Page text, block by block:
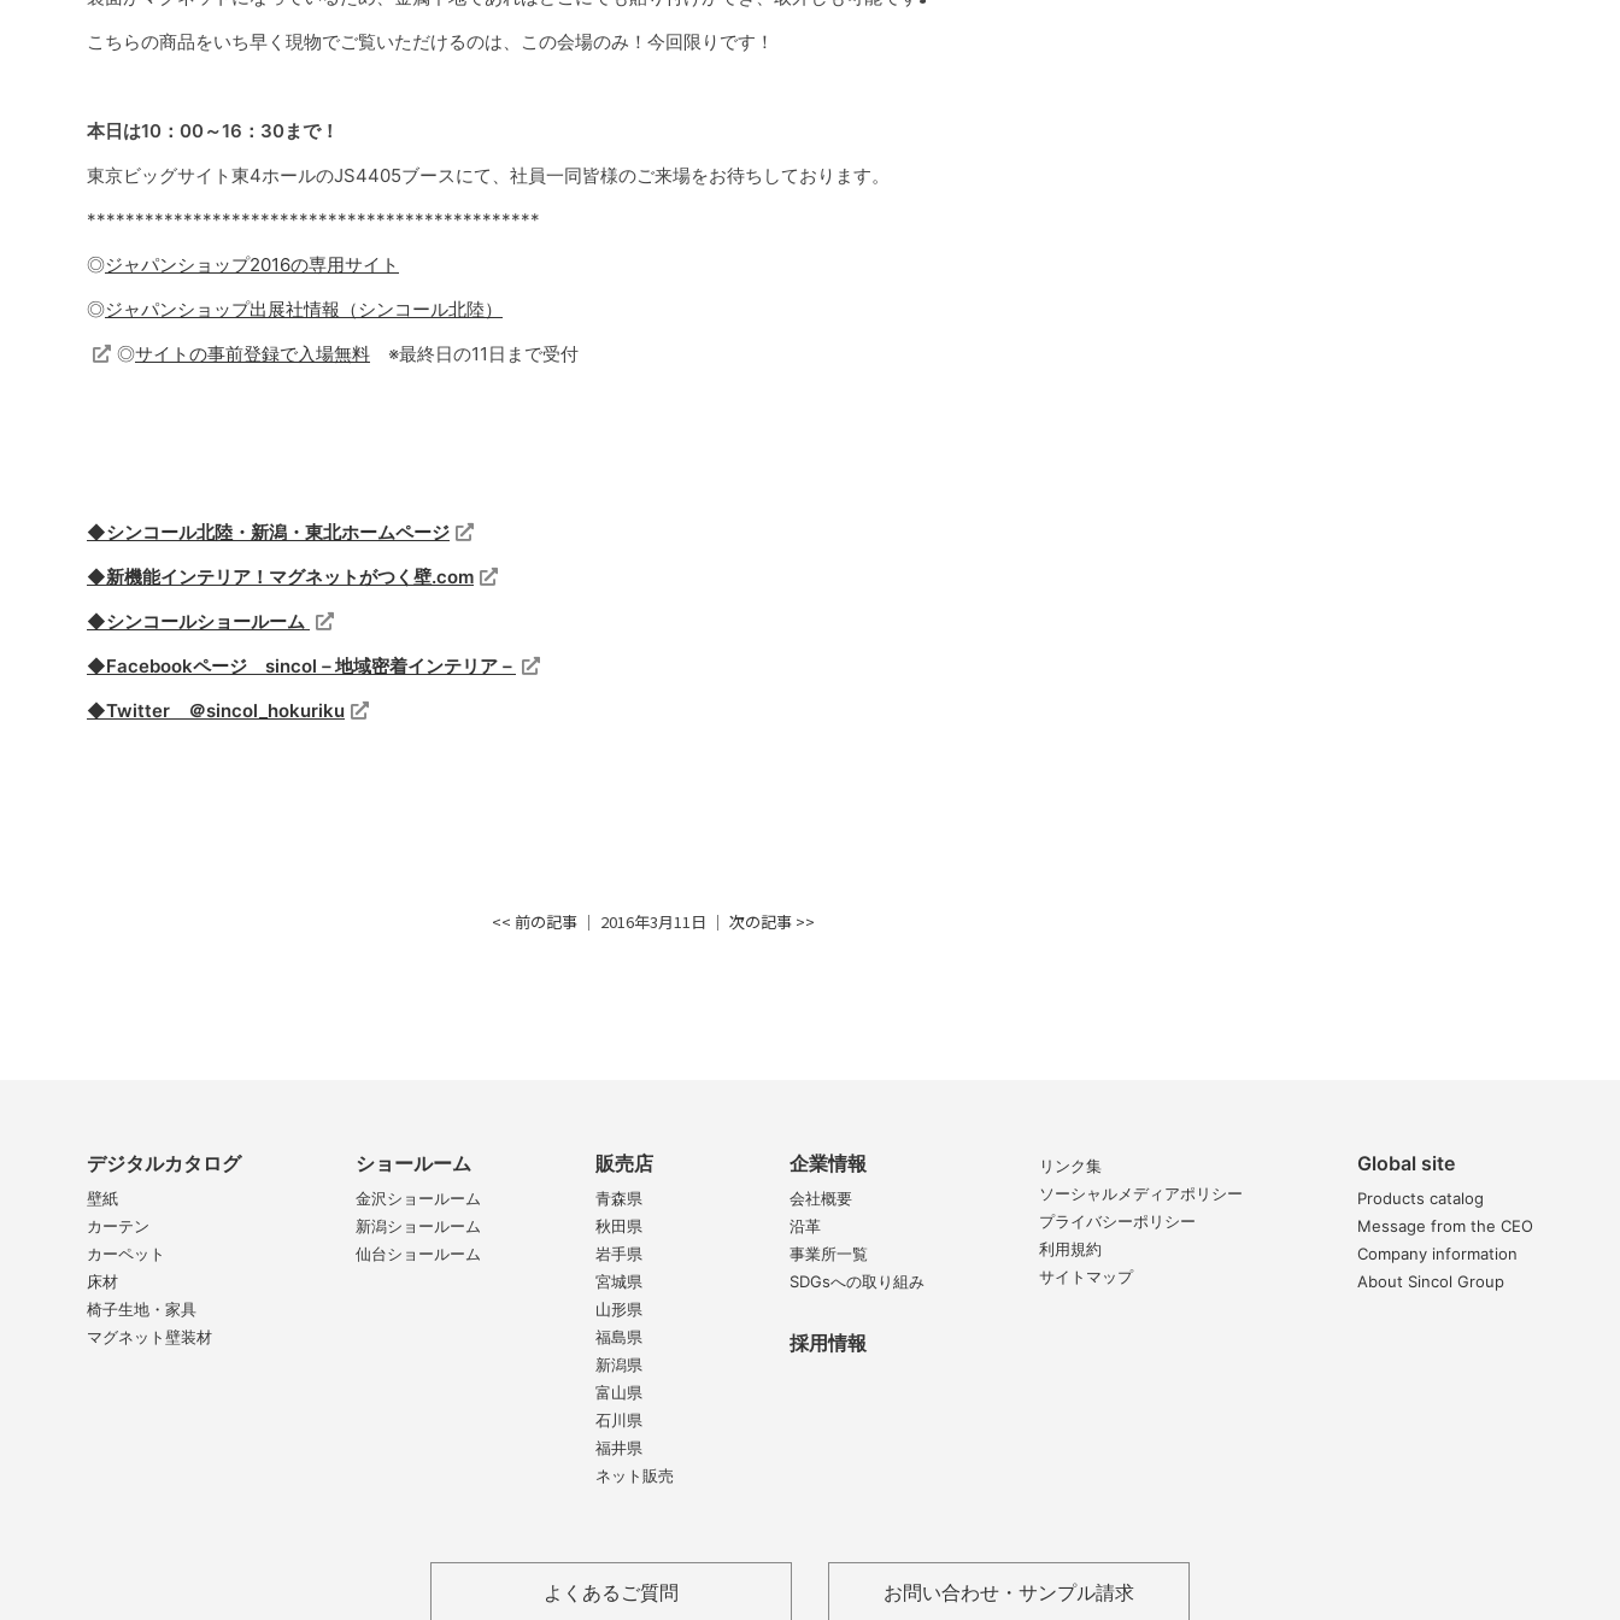
こちらの商品をいち早く現物でご覧いただけるのは、この会場のみ！今回限りです！
本日は10：00～16：30まで！
東京ビッグサイト東4ホールのJS4405ブースにて、社員一同皆様のご来場をお待ちしております。
***********************************************
◎ジャパンショップ2016の専用サイト
◎ジャパンショップ出展社情報（シンコール北陸）
◎サイトの事前登録で入場無料 ※最終日の11日まで受付
◆シンコール北陸・新潟・東北ホームページ
◆新機能インテリア！マグネットがつく壁.com
◆シンコールショールーム
◆Facebookページ sincol－地域密着インテリア－
◆Twitter ＠sincol_hokuriku
<< 前の記事 │ 2016年3月11日 │ 次の記事 >>
デジタルカタログ
壁紙
カーテン
カーペット
床材
椅子生地・家具
マグネット壁装材
ショールーム
金沢ショールーム
新潟ショールーム
仙台ショールーム
販売店
青森県
秋田県
岩手県
宮城県
山形県
福島県
新潟県
富山県
石川県
福井県
ネット販売
企業情報
会社概要
沿革
事業所一覧
SDGsへの取り組み
採用情報
リンク集
ソーシャルメディアポリシー
プライバシーポリシー
利用規約
サイトマップ
Global site
Products catalog
Message from the CEO
Company information
About Sincol Group
よくあるご質問 お問い合わせ・サンプル請求